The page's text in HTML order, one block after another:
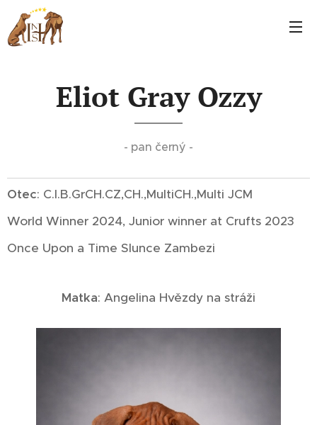
Eliot Gray Ozzy
- pan černý -
Otec: C.I.B.GrCH.CZ,CH.,MultiCH.,Multi JCM
World Winner 2024, Junior winner at Crufts 2023
Once Upon a Time Slunce Zambezi
Matka: Angelina Hvězdy na stráži